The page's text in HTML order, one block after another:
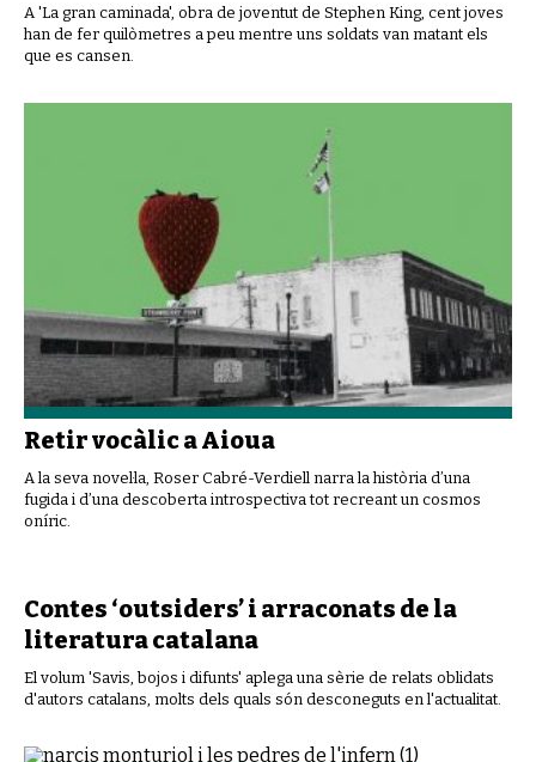
A 'La gran caminada', obra de joventut de Stephen King, cent joves
han de fer quilòmetres a peu mentre uns soldats van matant els
que es cansen.
Retir vocàlic a Aioua
A la seva novel·la, Roser Cabré-Verdiell narra la història d’una
fugida i d’una descoberta introspectiva tot recreant un cosmos
oníric.
Contes ‘outsiders’ i arraconats de la
literatura catalana
El volum 'Savis, bojos i difunts' aplega una sèrie de relats oblidats
d'autors catalans, molts dels quals són desconeguts en l'actualitat.